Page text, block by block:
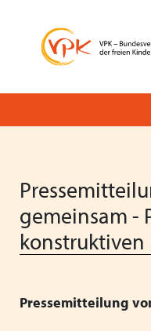
Der VPK-
Unsere
VPK-PODIUM
gemeinsam -
konstruktiven
Pressemitteilung